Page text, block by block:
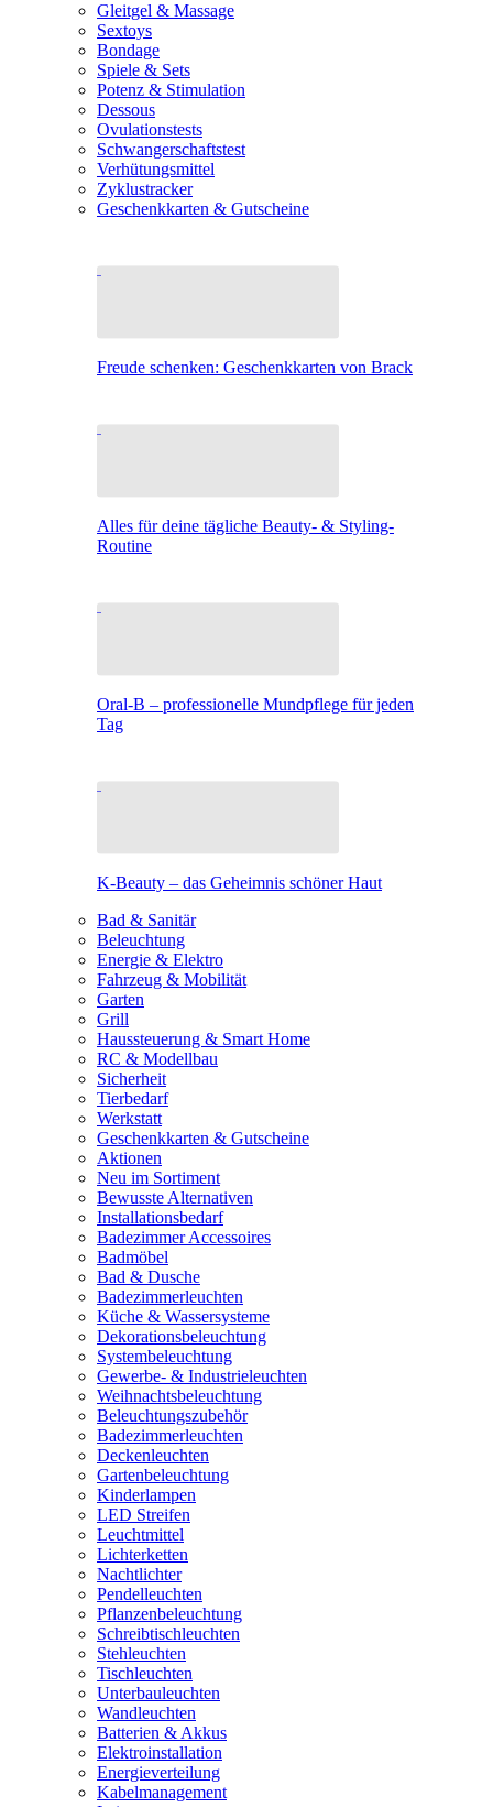
Gleitgel & Massage
Sextoys
Bondage
Spiele & Sets
Potenz & Stimulation
Dessous
Ovulationstests
Schwangerschaftstest
Verhütungsmittel
Zyklustracker
Geschenkkarten & Gutscheine
Freude schenken: Geschenkkarten von Brack
Alles für deine tägliche Beauty- & Styling-
Routine
Oral-B – professionelle Mundpflege für jeden
Tag
K-Beauty – das Geheimnis schöner Haut
Bad & Sanitär
Beleuchtung
Energie & Elektro
Fahrzeug & Mobilität
Garten
Grill
Haussteuerung & Smart Home
RC & Modellbau
Sicherheit
Tierbedarf
Werkstatt
Geschenkkarten & Gutscheine
Aktionen
Neu im Sortiment
Bewusste Alternativen
Installationsbedarf
Badezimmer Accessoires
Badmöbel
Bad & Dusche
Badezimmerleuchten
Küche & Wassersysteme
Dekorationsbeleuchtung
Systembeleuchtung
Gewerbe- & Industrieleuchten
Weihnachtsbeleuchtung
Beleuchtungszubehör
Badezimmerleuchten
Deckenleuchten
Gartenbeleuchtung
Kinderlampen
LED Streifen
Leuchtmittel
Lichterketten
Nachtlichter
Pendelleuchten
Pflanzenbeleuchtung
Schreibtischleuchten
Stehleuchten
Tischleuchten
Unterbauleuchten
Wandleuchten
Batterien & Akkus
Elektroinstallation
Energieverteilung
Kabelmanagement